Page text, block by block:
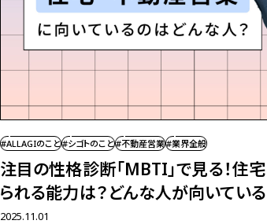
#ALLAGIのこと#シゴトのこと#不動産営業#業界全般
注目の性格診断「MBTI」で見る！住
られる能力は？どんな人が向いている
2025.11.01